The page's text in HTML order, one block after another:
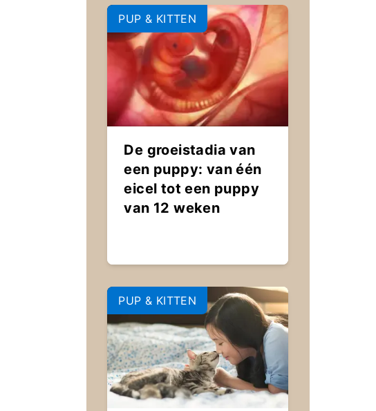
PUP & KITTEN
De groeistadia van
een puppy: van één
eicel tot een puppy
van 12 weken
PUP & KITTEN